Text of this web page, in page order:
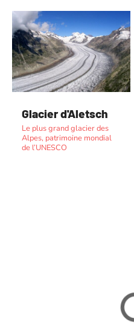
Glacier d'Aletsch
Le plus grand glacier des
Alpes, patrimoine mondial
de l’UNESCO